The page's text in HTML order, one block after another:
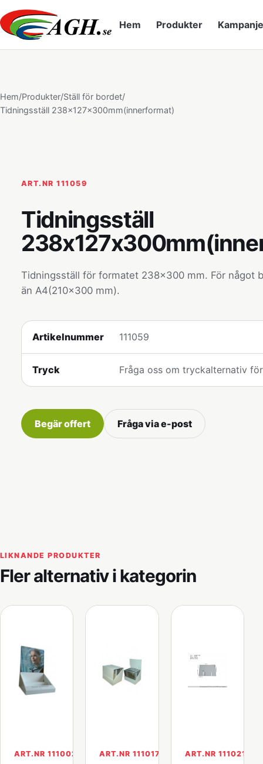
Hem Produkter
Hem/Produkter/Ställ för bordet/
Tidningsställ 238x127x300mm(innerformat)
ART.NR 111059
Tidningsställ
Tidningsställ för formatet 238x300 mm. För något
än A4(210x300 mm).
Artikelnummer 111059
Tryck Fråga oss om tryckalternativ
Begär offert Fråga via e-post
LIKNANDE PRODUKTER
Fler alternativ i kategorin
ART.NR 111002 ART.NR 111017 ART.NR 111021